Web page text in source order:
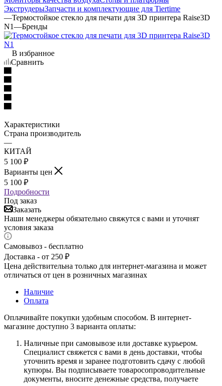
ЭкструдерыЗапчасти и комплектующие для Tiertime
—Термостойкое стекло для печати для 3D принтера Raise3D
N1—Бренды
В избранное
Сравнить
Характеристики
Страна производитель
—
КИТАЙ
5 100 ₽
Варианты цен
5 100 ₽
Подробности
Под заказ
Заказать
Наши менеджеры обязательно свяжутся с вами и уточнят
условия заказа
Самовывоз - бесплатно
Доставка - от 250 ₽
Цена действительна только для интернет-магазина и может
отличаться от цен в розничных магазинах
Наличие
Оплата
Оплачивайте покупки удобным способом. В интернет-
магазине доступно 3 варианта оплаты:
Наличные при самовывозе или доставке курьером.
Специалист свяжется с вами в день доставки, чтобы
уточнить время и заранее подготовить сдачу с любой
купюры. Вы подписываете товаросопроводительные
документы, вносите денежные средства, получаете